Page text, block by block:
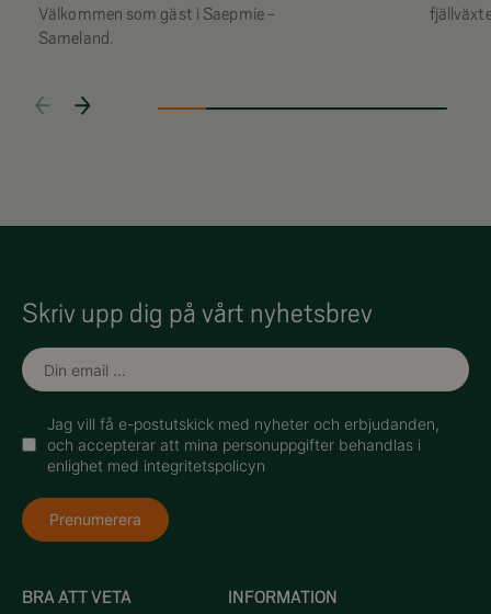
Välkommen som gäst i Saepmie -
Sameland.
Skriv upp dig på vårt nyhetsbrev
Jag vill få e-postutskick med nyheter och erbjudanden,
och accepterar att mina personuppgifter behandlas i
enlighet med integritetspolicyn
Prenumerera
BRA ATT VETA INFORMATION